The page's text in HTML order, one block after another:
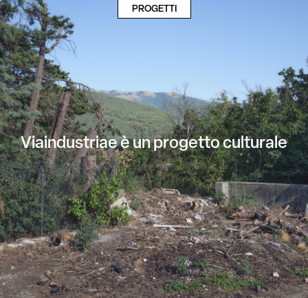
PROGETTI
Viaindustriae è un progetto culturale